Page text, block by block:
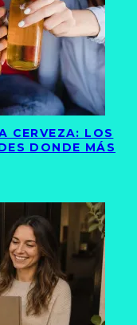
CERVEZA: LOS
DONDE MÁS